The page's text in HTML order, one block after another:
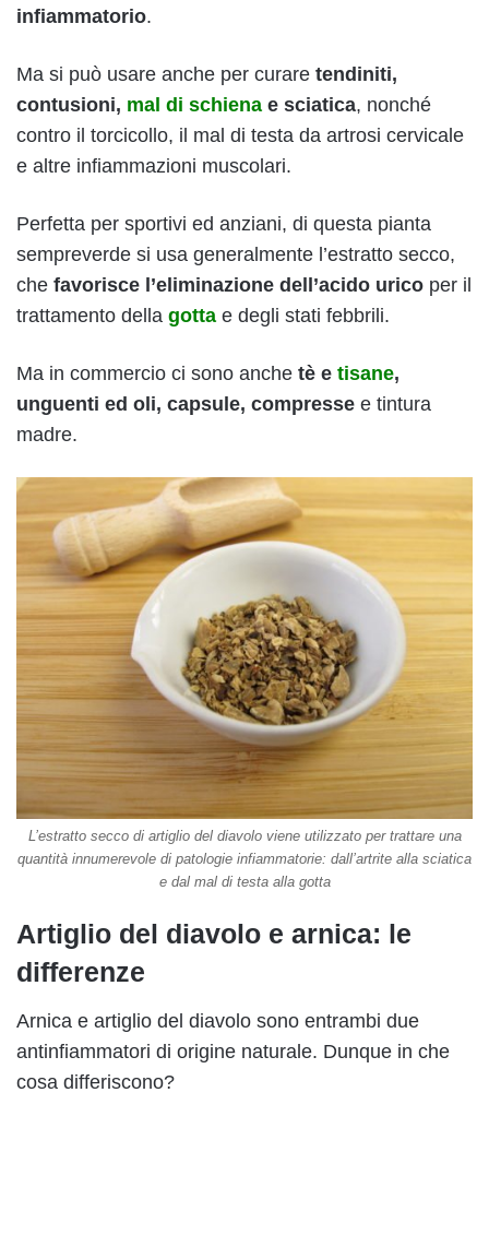
infiammatorio.
Ma si può usare anche per curare tendiniti,
contusioni, mal di schiena e sciatica, nonché
contro il torcicollo, il mal di testa da artrosi cervicale
e altre infiammazioni muscolari.
Perfetta per sportivi ed anziani, di questa pianta
sempreverde si usa generalmente l’estratto secco,
che favorisce l’eliminazione dell’acido urico per il
trattamento della gotta e degli stati febbrili.
Ma in commercio ci sono anche tè e tisane,
unguenti ed oli, capsule, compresse e tintura
madre.
L’estratto secco di artiglio del diavolo viene utilizzato per trattare una
quantità innumerevole di patologie infiammatorie: dall’artrite alla sciatica
e dal mal di testa alla gotta
Artiglio del diavolo e arnica: le
differenze
Arnica e artiglio del diavolo sono entrambi due
antinfiammatori di origine naturale. Dunque in che
cosa differiscono?